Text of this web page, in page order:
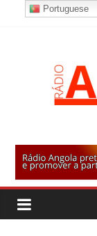
Portuguese